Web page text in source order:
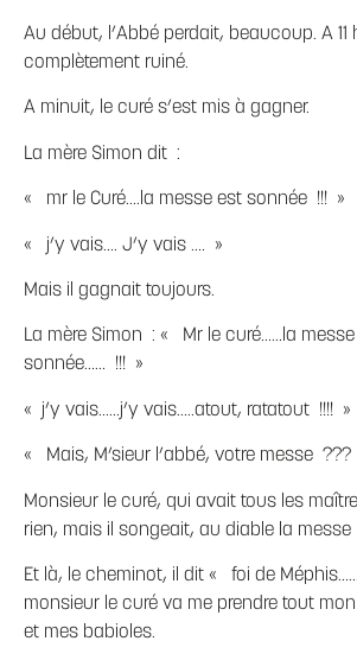
Au début, l’Abbé perdait, beaucoup. A 11
complètement ruiné.
A minuit, le curé s’est mis à gagner.
La mère Simon dit :
« mr le Curé….la messe est sonnée !!! »
« j’y vais…. J’y vais …. »
Mais il gagnait toujours.
La mère Simon : « Mr le curé……la
sonnée…… !!! »
« j’y vais……j’y vais…..atout, ratatout !!!! »
« Mais, M’sieur l’abbé, votre messe ???
Monsieur le curé, qui avait tous les
rien, mais il songeait, au diable la messe
Et là, le cheminot, il dit « foi de
monsieur le curé va me prendre tout
et mes babioles.